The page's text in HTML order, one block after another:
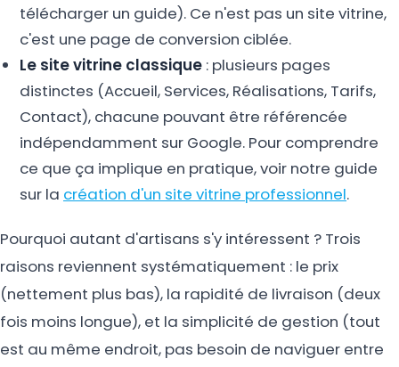
télécharger un guide). Ce n'est pas un site vitrine,
c'est une page de conversion ciblée.
Le site vitrine classique : plusieurs pages
distinctes (Accueil, Services, Réalisations, Tarifs,
Contact), chacune pouvant être référencée
indépendamment sur Google. Pour comprendre
ce que ça implique en pratique, voir notre guide
sur la création d'un site vitrine professionnel.
Pourquoi autant d'artisans s'y intéressent ? Trois
raisons reviennent systématiquement : le prix
(nettement plus bas), la rapidité de livraison (deux
fois moins longue), et la simplicité de gestion (tout
est au même endroit, pas besoin de naviguer entre